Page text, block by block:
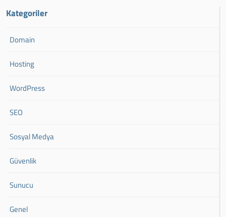
Kategoriler
Domain
Hosting
WordPress
SEO
Sosyal Medya
Güvenlik
Sunucu
Genel